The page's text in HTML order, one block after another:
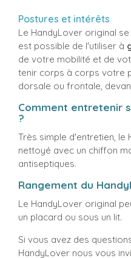
Postures et intérêts
Le HandyLover original
est possible de l'utiliser à
de votre mobilité et de
tenir corps à corps votre
dorsale ou frontale,
Comment entretenir
?
Très simple d'entretien, le
nettoyé avec un chiffon
antiseptiques.
Rangement du
Le HandyLover original
un placard ou sous un lit.
Si vous avez des
HandyLover nous vous